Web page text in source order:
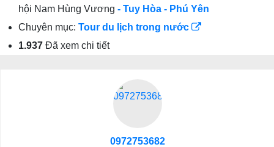
hội Nam Hùng Vương - Tuy Hòa - Phú Yên
Chuyên mục: Tour du lịch trong nước
1.937 Đã xem chi tiết
0972753682